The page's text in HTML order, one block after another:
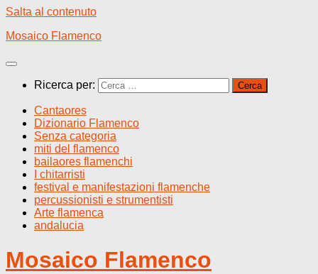
Salta al contenuto
Mosaico Flamenco
Ricerca per:
Cantaores
Dizionario Flamenco
Senza categoria
miti del flamenco
bailaores flamenchi
I chitarristi
festival e manifestazioni flamenche
percussionisti e strumentisti
Arte flamenca
andalucia
Mosaico Flamenco